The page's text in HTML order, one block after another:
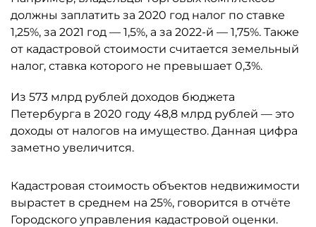
должны заплатить за 2020 год налог по ставке
1,25%, за 2021 год — 1,5%, а за 2022-й — 1,75%. Также
от кадастровой стоимости считается земельный
налог, ставка которого не превышает 0,3%.
Из 573 млрд рублей доходов бюджета
Петербурга в 2020 году 48,8 млрд рублей — это
доходы от налогов на имущество. Данная цифра
заметно увеличится.
Кадастровая стоимость объектов недвижимости
вырастет в среднем на 25%, говорится в отчёте
Городского управления кадастровой оценки.